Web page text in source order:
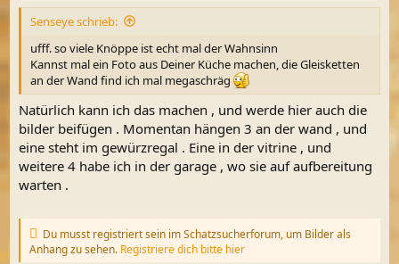
Senseye schrieb:
ufff. so viele Knöppe ist echt mal der Wahnsinn
Kannst mal ein Foto aus Deiner Küche machen, die Gleisketten
an der Wand find ich mal megaschräg
Natürlich kann ich das machen , und werde hier auch die
bilder beifügen . Momentan hängen 3 an der wand , und
eine steht im gewürzregal . Eine in der vitrine , und
weitere 4 habe ich in der garage , wo sie auf aufbereitung
warten .
Du musst registriert sein im Schatzsucherforum, um Bilder als
Anhang zu sehen. Registriere dich bitte hier